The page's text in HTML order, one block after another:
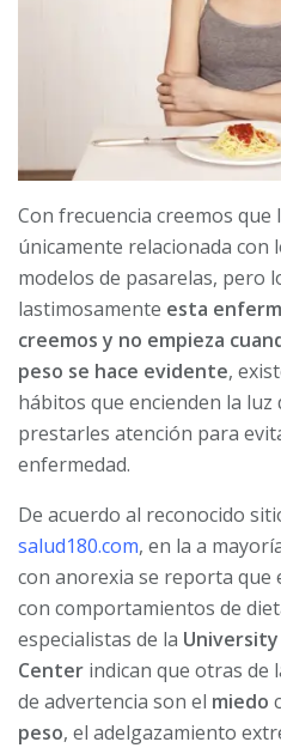
Con frecuencia creemos que
únicamente relacionada con
modelos de pasarelas, pero
lastimosamente esta
creemos y no empieza
peso se hace evidente,
hábitos que encienden la luz
prestarles atención para
enfermedad.
De acuerdo al reconocido
salud180.com, en la a
con anorexia se reporta que
con comportamientos de
especialistas de la
Center indican que otras de
de advertencia son el miedo
peso, el adelgazamiento